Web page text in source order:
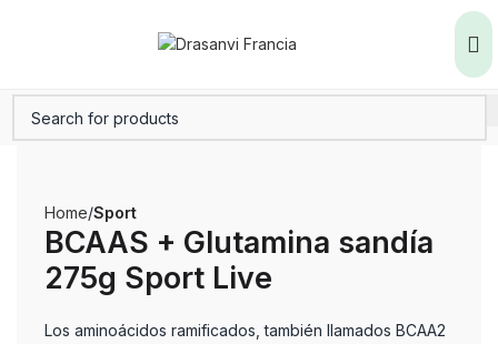
Home Sport
BCAAS + Glutamina sandía
275g Sport Live
Los aminoácidos ramificados, también llamados BCAA2